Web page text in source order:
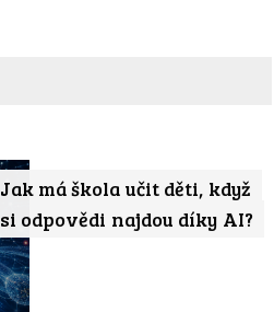
Jak má škola učit děti, když
si odpovědi najdou díky AI?